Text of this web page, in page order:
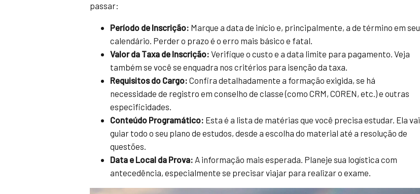
passar:
Período de Inscrição: Marque a data de início e, principalmente, a de término em seu
calendário. Perder o prazo é o erro mais básico e fatal.
Valor da Taxa de Inscrição: Verifique o custo e a data limite para pagamento. Veja
também se você se enquadra nos critérios para isenção da taxa.
Requisitos do Cargo: Confira detalhadamente a formação exigida, se há
necessidade de registro em conselho de classe (como CRM, COREN, etc.) e outras
especificidades.
Conteúdo Programático: Esta é a lista de matérias que você precisa estudar. Ela vai
guiar todo o seu plano de estudos, desde a escolha do material até a resolução de
questões.
Data e Local da Prova: A informação mais esperada. Planeje sua logística com
antecedência, especialmente se precisar viajar para realizar o exame.